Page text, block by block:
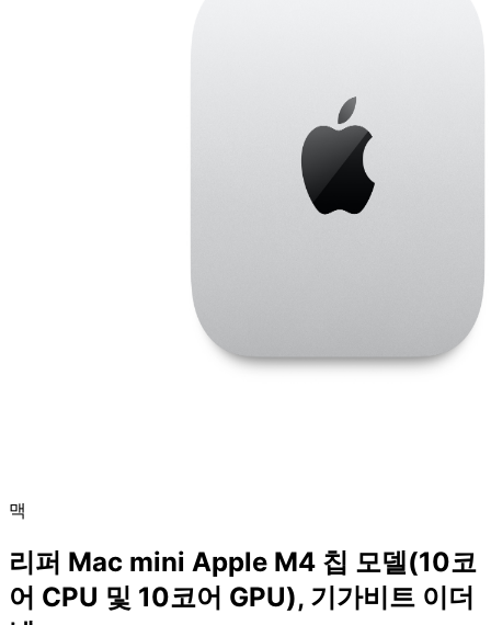
맥
리퍼 Mac mini Apple M4 칩 모델(10코
어 CPU 및 10코어 GPU), 기가비트 이더